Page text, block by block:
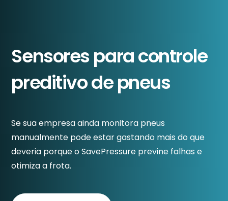
Sensores para controle
preditivo de pneus
Se sua empresa ainda monitora pneus
manualmente pode estar gastando mais do que
deveria porque o SavePressure previne falhas e
otimiza a frota.